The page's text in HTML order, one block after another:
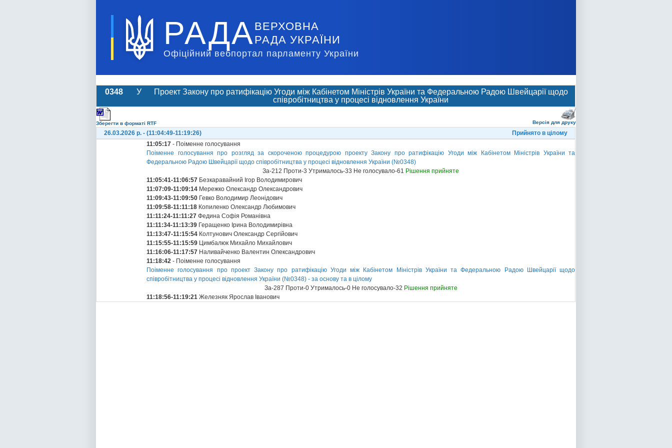
РАДА ВЕРХОВНА
РАДА УКРАЇНИ
Офіційний вебпортал парламенту України
0348 У
Проект Закону про ратифікацію Угоди між Кабінетом Міністрів України та Федеральною Радою Швейцарії щодо
співробітництва у процесі відновлення України
Зберегти в форматі RTF Версія для друку
26.03.2026 р. - (11:04:49-11:19:26)
Прийнято в цілому
11:05:17 - Поіменне голосування
Поіменне голосування про розгляд за скороченою процедурою проекту Закону про ратифікацію Угоди між Кабінетом Міністрів України та
Федеральною Радою Швейцарії щодо співробітництва у процесі відновлення України (№0348)
За-212 Проти-3 Утрималось-33 Не голосувало-61 Рішення прийняте
11:05:41-11:06:57 Безкаравайний Ігор Володимирович
11:07:09-11:09:14 Мережко Олександр Олександрович
11:09:43-11:09:50 Гевко Володимир Леонідович
11:09:58-11:11:18 Копиленко Олександр Любимович
11:11:24-11:11:27 Федина Софія Романівна
11:11:34-11:13:39 Геращенко Ірина Володимирівна
11:13:47-11:15:54 Колтунович Олександр Сергійович
11:15:55-11:15:59 Цимбалюк Михайло Михайлович
11:16:06-11:17:57 Наливайченко Валентин Олександрович
11:18:42 - Поіменне голосування
Поіменне голосування про проект Закону про ратифікацію Угоди між Кабінетом Міністрів України та Федеральною Радою Швейцарії щодо
співробітництва у процесі відновлення України (№0348) - за основу та в цілому
За-287 Проти-0 Утрималось-0 Не голосувало-32 Рішення прийняте
11:18:56-11:19:21 Железняк Ярослав Іванович